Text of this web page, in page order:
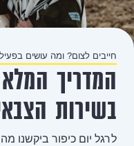
חייבים לצום? ומה עושים
המדריך המלא
בשירות
לרגל יום כיפור ביקשנו